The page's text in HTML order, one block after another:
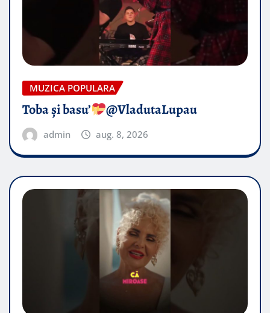
MUZICA POPULARA
Toba și basu’ @VladutaLupau
admin aug. 8, 2026